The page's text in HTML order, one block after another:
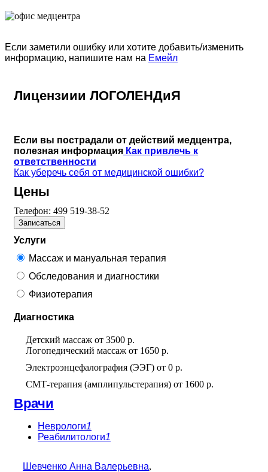
Если заметили ошибку или хотите добавить/изменить
информацию, напишите нам на Емейл
Лицензиии ЛОГОЛЕНДиЯ
Если вы пострадали от действий медцентра,
полезная информация Как привлечь к
ответственности
Как уберечь себя от медицинской ошибки?
Цены
Телефон: 499 519-38-52
Записаться
Услуги
Массаж и мануальная терапия
Обследования и диагностики
Физиотерапия
Диагностика
Детский массаж от 3500 р.
Логопедический массаж от 1650 р.
Электроэнцефалография (ЭЭГ) от 0 р.
СМТ-терапия (амплипульстерапия) от 1600 р.
Врачи
Неврологи1
Реабилитологи1
Шевченко Анна Валерьевна,